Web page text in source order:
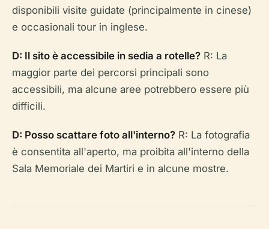
disponibili visite guidate (principalmente in cinese)
e occasionali tour in inglese.
D: Il sito è accessibile in sedia a rotelle? R: La
maggior parte dei percorsi principali sono
accessibili, ma alcune aree potrebbero essere più
difficili.
D: Posso scattare foto all'interno? R: La fotografia
è consentita all'aperto, ma proibita all'interno della
Sala Memoriale dei Martiri e in alcune mostre.